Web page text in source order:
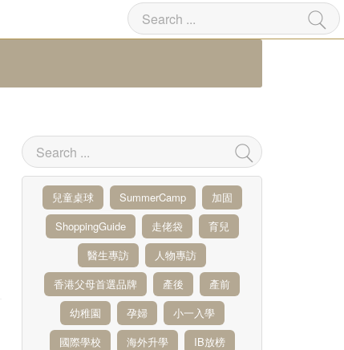
兒童桌球 SummerCamp
加固
ShoppingGuide
走佬袋
育兒
醫生專訪
人物專訪
香港父母首選品牌
產後
產前
幼稚園
孕婦
小一入學
國際學校
海外升學
IB放榜